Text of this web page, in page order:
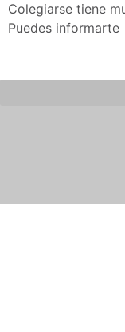
Colegiarse tiene
Puedes informarte